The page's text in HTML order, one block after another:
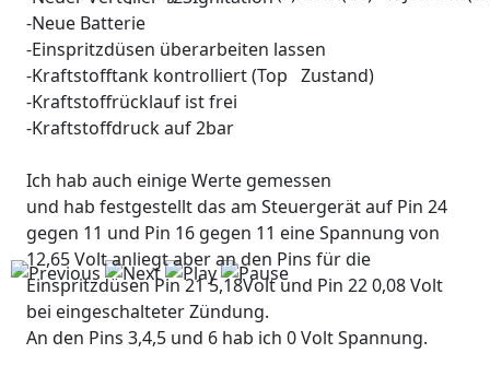
Workshops D-Jetronic 28.6.(F)/20.9.(ER) - K-
-Neue Batterie
-Einspritzdüsen überarbeiten lassen
-Kraftstofftank kontrolliert (Top Zustand)
-Kraftstoffrücklauf ist frei
-Kraftstoffdruck auf 2bar
Ich hab auch einige Werte gemessen
und hab festgestellt das am Steuergerät auf Pin 24
gegen 11 und Pin 16 gegen 11 eine Spannung von
12,65 Volt anliegt aber an den Pins für die
Einspritzdüsen Pin 21 5,18Volt und Pin 22 0,08 Volt
bei eingeschalteter Zündung.
An den Pins 3,4,5 und 6 hab ich 0 Volt Spannung.